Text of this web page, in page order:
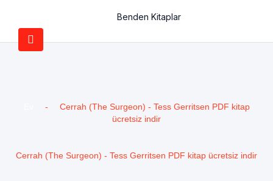
Benden Kitaplar
-
Cerrah (The Surgeon) - Tess Gerritsen PDF kitap
ücretsiz indir
Cerrah (The Surgeon) - Tess Gerritsen PDF kitap ücretsiz indir